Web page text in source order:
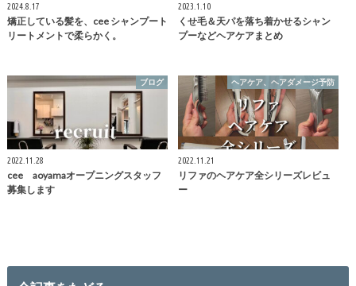
2024.8.17
矯正している髪を、cee シャンプート
リートメントで柔らかく。
2023.1.10
くせ毛＆天パを落ち着かせるシャン
プーなどヘアケアまとめ
ブログ
2022.11.28
cee aoyamaオープニングスタッフ
募集します
ヘアケア、ヘアダメージ予防
2022.11.21
リファのヘアケア全シリーズレビュ
ー